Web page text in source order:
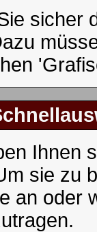
sicher
Ihnen
sie zu
an oder